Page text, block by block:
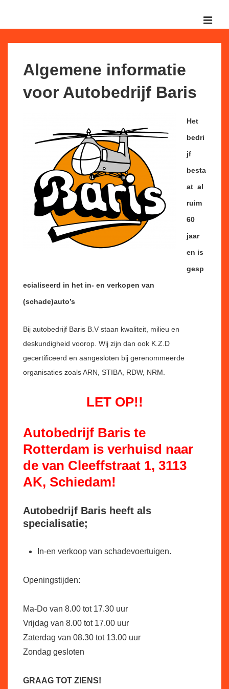
Algemene informatie
voor Autobedrijf Baris
Het
bedri
jf
besta
at al
ruim
60
jaar
en is
gesp
ecialiseerd in het in- en verkopen van
(schade)auto’s
Bij autobedrijf Baris B.V staan kwaliteit, milieu en
deskundigheid voorop. Wij zijn dan ook K.Z.D
gecertificeerd en aangesloten bij gerenommeerde
organisaties zoals ARN, STIBA, RDW, NRM.
LET OP!!
Autobedrijf Baris te
Rotterdam is verhuisd naar
de van Cleeffstraat 1, 3113
AK, Schiedam!
Autobedrijf Baris heeft als
specialisatie;
In-en verkoop van schadevoertuigen.
Openingstijden:
Ma-Do van 8.00 tot 17.30 uur
Vrijdag van 8.00 tot 17.00 uur
Zaterdag van 08.30 tot 13.00 uur
Zondag gesloten
GRAAG TOT ZIENS!